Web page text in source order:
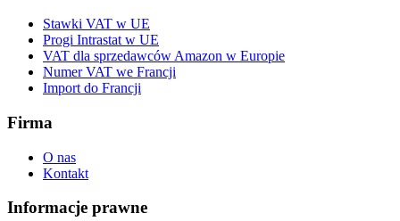
Stawki VAT w UE
Progi Intrastat w UE
VAT dla sprzedawców Amazon w Europie
Numer VAT we Francji
Import do Francji
Firma
O nas
Kontakt
Informacje prawne